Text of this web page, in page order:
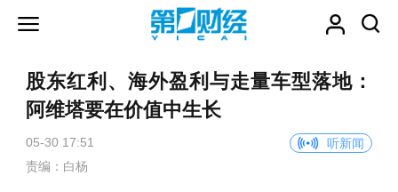
股东红利、海外盈利与走量车型落地：
阿维塔要在价值中生长
05-30 17:51
听新闻
责编：白杨